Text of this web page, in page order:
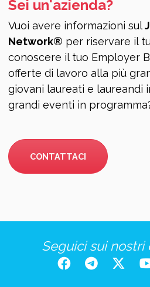
Sei un'azienda?
Vuoi avere informazioni sul
Network® per riservare il
conoscere il tuo Employer
offerte di lavoro alla più
giovani laureati e laureandi
grandi eventi in
CONTATTACI
Seguici sui nostri